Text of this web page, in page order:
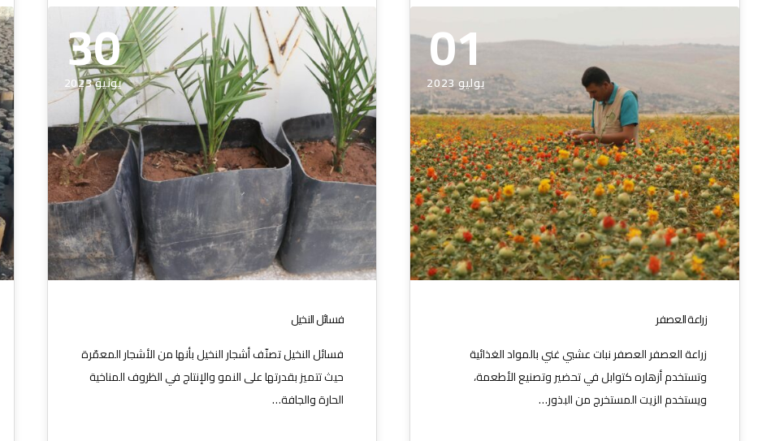
01
يوليو 2023
زراعة العصفر
زراعة العصفر العصفر نبات عشبي غني بالمواد الغذائية
وتستخدم أزهاره كتوابل في تحضير وتصنيع الأطعمة،
ويستخدم الزيت المستخرج من البذور…
30
يونيو 2023
فسائل النخيل
فسائل النخيل تصنّف أشجار النخيل بأنها من الأشجار المعمّرة
حيث تتميز بقدرتها على النمو والإنتاج في الظروف المناخية
الحارة والجافة…